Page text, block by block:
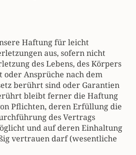
Haftung für leicht
aus, sofern nicht
des Lebens, des Körpers
oder Ansprüche nach dem
berührt sind oder Garantien
bleibt ferner die Haftung
Pflichten, deren Erfüllung die
des Vertrags
und auf deren Einhaltung
vertrauen darf (wesentliche